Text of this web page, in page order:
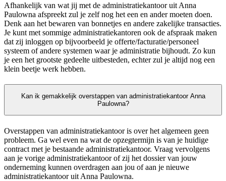
Afhankelijk van wat jij met de administratiekantoor uit Anna
Paulowna afspreekt zul je zelf nog het een en ander moeten doen.
Denk aan het bewaren van bonnetjes en andere zakelijke transacties.
Je kunt met sommige administratiekantoren ook de afspraak maken
dat zij inloggen op bijvoorbeeld je offerte/facturatie/personeel
systeem of andere systemen waar je administratie bijhoudt. Zo kun
je een het grootste gedeelte uitbesteden, echter zul je altijd nog een
klein beetje werk hebben.
Kan ik gemakkelijk overstappen van administratiekantoor Anna
Paulowna?
Overstappen van administratiekantoor is over het algemeen geen
probleem. Ga wel even na wat de opzegtermijn is van je huidige
contract met je bestaande administratiekantoor. Vraag vervolgens
aan je vorige administratiekantoor of zij het dossier van jouw
onderneming kunnen overdragen aan jou of aan je nieuwe
administratiekantoor uit Anna Paulowna.